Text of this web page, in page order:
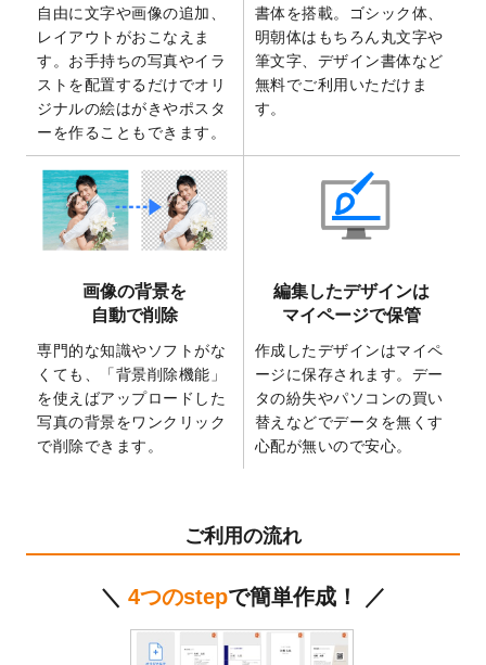
2025/6/30
暑中見舞いのデザインテンプレートを追加
しました。
2025/6/27
キャンバスプリントのデザインテンプレー
トを追加いたしました。
2025/6/24
2026年版1月始まりのカレンダーデザイン
テンプレートを公開いたしました。
2025/6/9
「背景削除機能
」を実装しました。
2025/4/3
DMのデザインテンプレートを追加しまし
た。
を追加しました。
マスキングテープのデザインテンプレート
を追加しました。
2025/1/15
配置できるデータ形式が増えました。
（pdf、psd、eps、tifに対応）
2024/12/24
2025年版4月始まりのカレンダーデザイン
箔押し年賀状のデザインテンプレート
ステッカーのデザインテンプレート
しました。
2025年巳年の年賀状デザインテンプレート
自由に文字や画像の追加、
レイアウトがおこなえま
す。お手持ちの写真やイラ
ストを配置するだけでオリ
ジナルの絵はがきやポスタ
ーを作ることもできます。
書体を搭載。ゴシック体、
明朝体はもちろん丸文字や
筆文字、デザイン書体など
無料でご利用いただけま
す。
画像の背景を
自動で削除
専門的な知識やソフトがな
くても、「背景削除機能」
を使えばアップロードした
写真の背景をワンクリック
で削除できます。
編集したデザインは
マイページで保管
作成したデザインはマイペ
ージに保存されます。デー
タの紛失やパソコンの買い
替えなどでデータを無くす
心配が無いので安心。
ご利用の流れ
＼ 4つのstepで簡単作成！ ／